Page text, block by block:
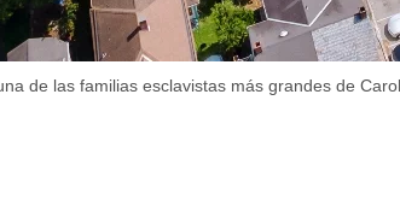
de las familias esclavistas más grandes de